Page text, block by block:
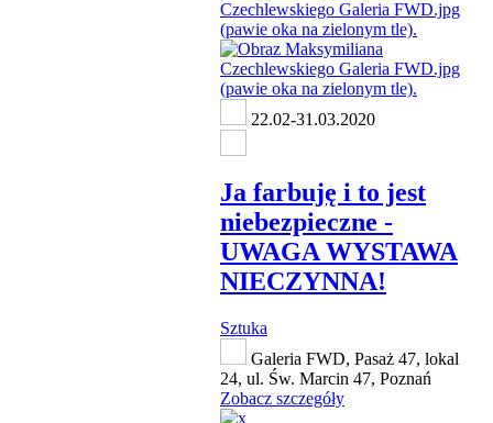
22.02-31.03.2020
Ja farbuję i to jest
niebezpieczne -
UWAGA WYSTAWA
NIECZYNNA!
Sztuka
Galeria FWD, Pasaż 47, lokal
24, ul. Św. Marcin 47, Poznań
Zobacz szczegóły